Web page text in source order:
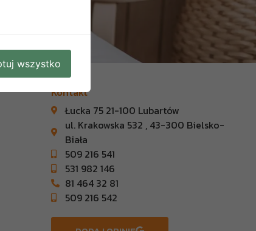
Kontakt
Łucka 75 21-100 Lubartów
ul. Krakowska 532 , 43-300 Bielsko-
Biała
509 216 541
531 982 146
81 464 32 81
509 216 542
wszystko